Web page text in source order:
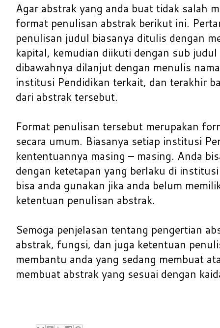
Agar abstrak yang anda buat tidak salah
format penulisan abstrak berikut ini.
penulisan judul biasanya ditulis dengan
kapital, kemudian diikuti dengan sub
dibawahnya dilanjut dengan menulis
institusi Pendidikan terkait, dan terakhir
dari abstrak tersebut.
Format penulisan tersebut merupakan
secara umum. Biasanya setiap institusi
kententuannya masing – masing. Anda
dengan ketetapan yang berlaku di
bisa anda gunakan jika anda belum
ketentuan penulisan abstrak.
Semoga penjelasan tentang pengertian
abstrak, fungsi, dan juga ketentuan
membantu anda yang sedang membuat
membuat abstrak yang sesuai dengan